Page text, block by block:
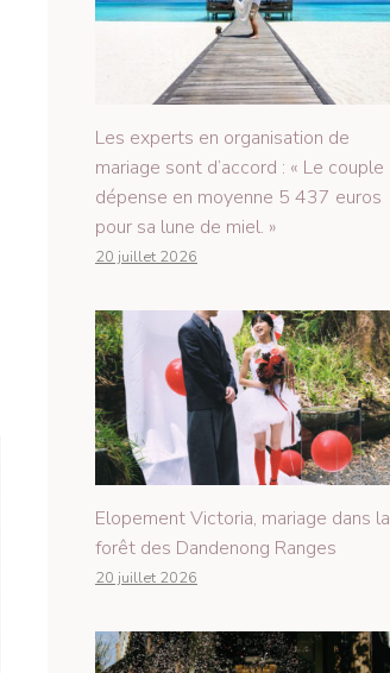
Les experts en organisation de
mariage sont d’accord : « Le couple
dépense en moyenne 5 437 euros
pour sa lune de miel. »
20 juillet 2026
Elopement Victoria, mariage dans la
forêt des Dandenong Ranges
20 juillet 2026